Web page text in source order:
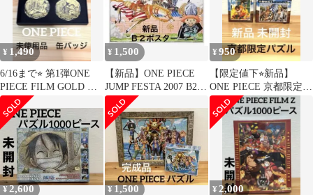
¥ 1,490
6/16まで⭐︎ 第1弾ONE
PIECE FILM GOLD 輩
缶バッジ
¥ 1,500
【新品】ONE PIECE
JUMP FESTA 2007 B2ポ
スター
¥950
【限定値下⭐︎新品】
ONE PIECE 京都限定
パズル 3個セット
¥2,600 ¥1,500 ¥ 2,000